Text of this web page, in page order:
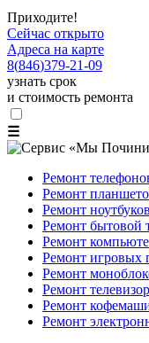
Приходите!
Сейчас открыто
Адреса на карте
8(846)379-21-09
узнать срок
и стоимость ремонта
☰
Ремонт
Ремонт
Ремонт ноутбуков
Ремонт бытовой
Ремонт
Ремонт игровых
Ремонт
Ремонт
Ремонт
Ремонт